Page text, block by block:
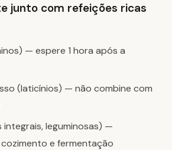
junto com refeições ricas
— espere 1 hora após a
(laticínios) — não combine com
integrais, leguminosas) —
e fermentação